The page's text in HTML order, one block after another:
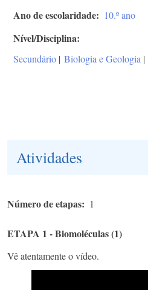
Ano de escolaridade 10.º ano
Nível/Disciplina
Secundário | Biologia e Geologia |
Atividades
Número de etapas 1
ETAPA 1 - Biomoléculas (1)
Vê atentamente o vídeo.